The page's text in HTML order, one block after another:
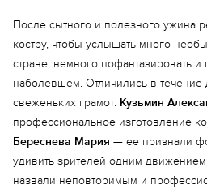
После сытного и полезного ужина
костру, чтобы услышать много
стране, немного пофантазировать
наболевшем. Отличились в
свеженьких грамот: Кузьмин
профессиональное изготовление
Береснева Мария — ее признали
удивить зрителей одним
назвали неповторимым и